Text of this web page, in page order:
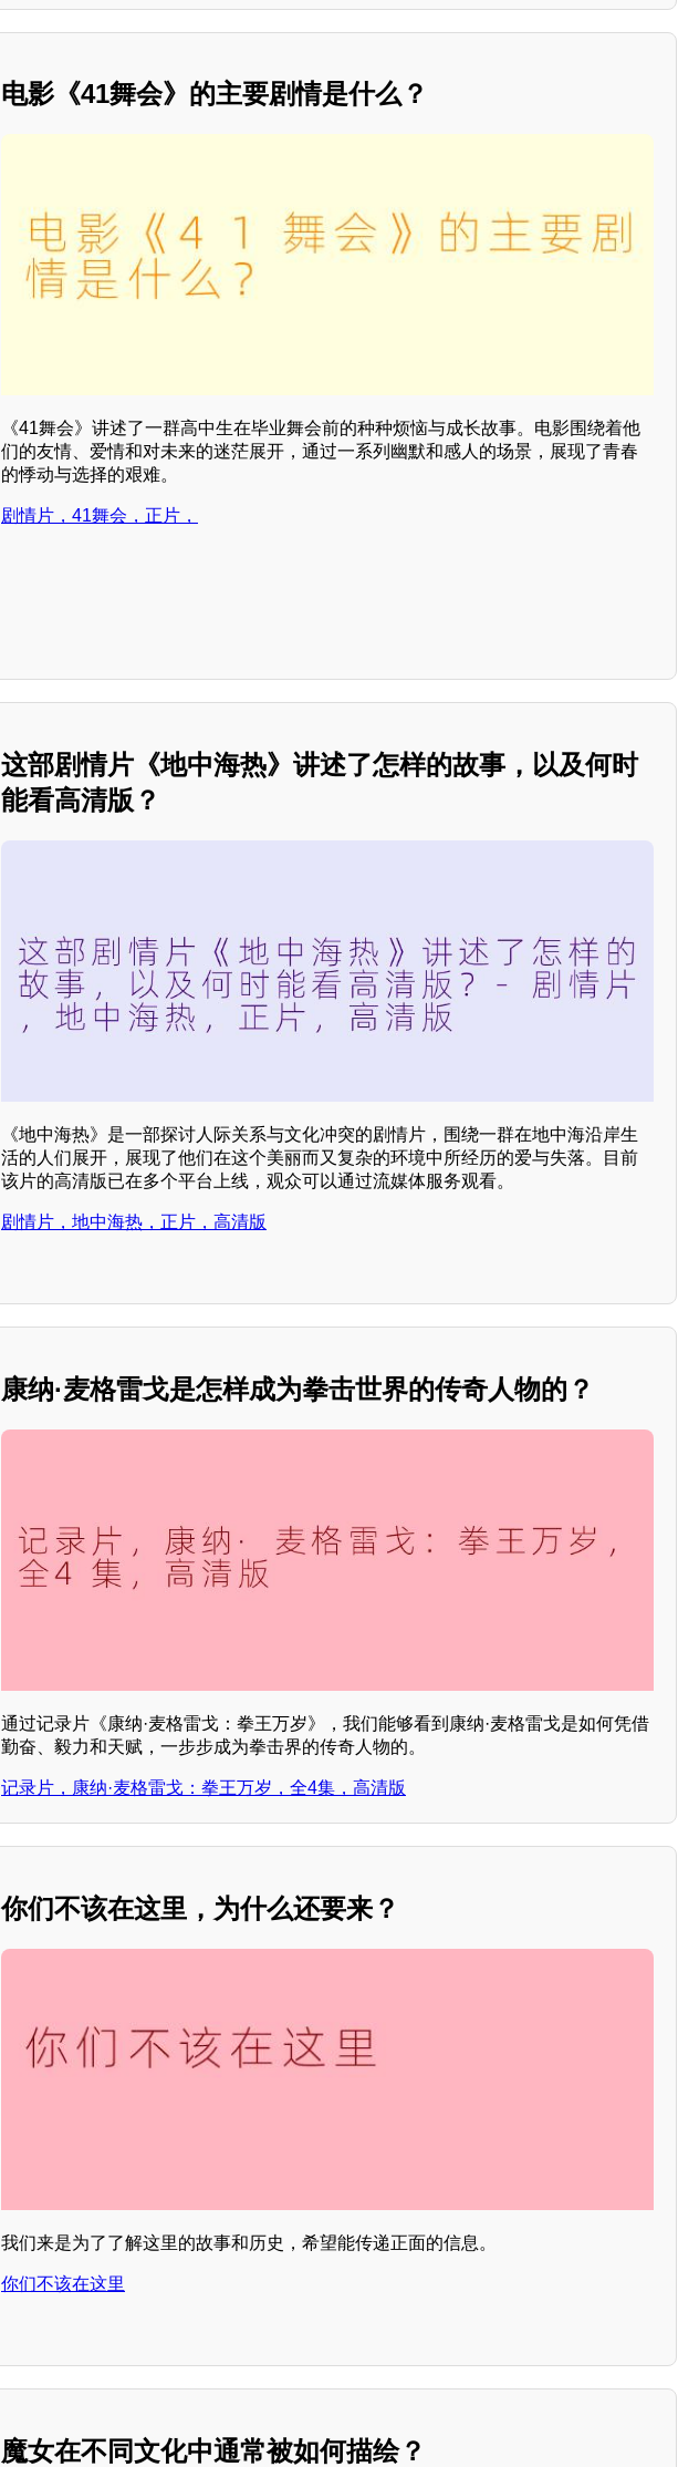
电影《41舞会》的主要剧情是什么？
《41舞会》讲述了一群高中生在毕业舞会前的种种烦恼与成长故事。电影围绕着他
们的友情、爱情和对未来的迷茫展开，通过一系列幽默和感人的场景，展现了青春
的悸动与选择的艰难。
剧情片，41舞会，正片，
这部剧情片《地中海热》讲述了怎样的故事，以及何时
能看高清版？
《地中海热》是一部探讨人际关系与文化冲突的剧情片，围绕一群在地中海沿岸生
活的人们展开，展现了他们在这个美丽而又复杂的环境中所经历的爱与失落。目前
该片的高清版已在多个平台上线，观众可以通过流媒体服务观看。
剧情片，地中海热，正片，高清版
康纳·麦格雷戈是怎样成为拳击世界的传奇人物的？
通过记录片《康纳·麦格雷戈：拳王万岁》，我们能够看到康纳·麦格雷戈是如何凭借
勤奋、毅力和天赋，一步步成为拳击界的传奇人物的。
记录片，康纳·麦格雷戈：拳王万岁，全4集，高清版
你们不该在这里，为什么还要来？
我们来是为了了解这里的故事和历史，希望能传递正面的信息。
你们不该在这里
魔女在不同文化中通常被如何描绘？